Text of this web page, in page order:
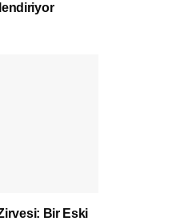
Zirvesi: Bir Eski